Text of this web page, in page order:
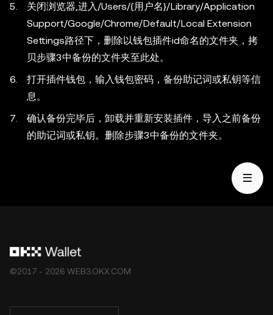
关闭浏览器,进入/Users/{用户名}/Library/Application
Support/Google/Chrome/Default/Local Extension
Settings路径下，删除以钱包插件id命名的文件夹，拷
贝步骤3中备份的文件夹至此处。
打开插件钱包，输入钱包密码，备份助记词或私钥等信
息。
确认备份完毕后，卸载并重新安装插件，导入之前备份
的助记词或私钥。删除步骤3中备份的文件夹。
©2017 - 2026 WEB3.OKX.COM